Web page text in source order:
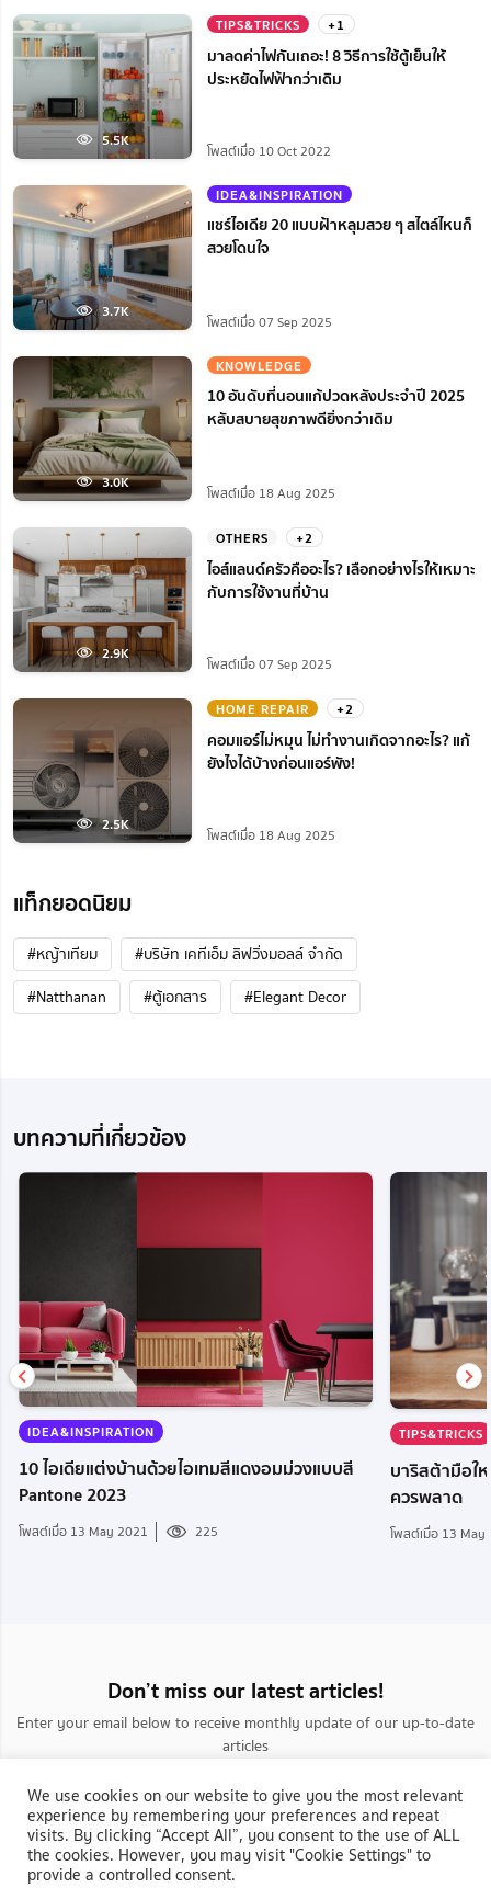
5.5K
TIPS&TRICKS +1
มาลดค่าไฟกันเถอะ! 8 วิธีการใช้ตู้เย็นให้
ประหยัดไฟฟ้ากว่าเดิม
โพสต์เมื่อ 10 Oct 2022
3.7K
IDEA&INSPIRATION
แชร์ไอเดีย 20 แบบฝ้าหลุมสวย ๆ สไตล์ไหนก็
สวยโดนใจ
โพสต์เมื่อ 07 Sep 2025
3.0K
KNOWLEDGE
10 อันดับที่นอนแก้ปวดหลังประจำปี 2025
หลับสบายสุขภาพดียิ่งกว่าเดิม
โพสต์เมื่อ 18 Aug 2025
2.9K
OTHERS +2
ไอส์แลนด์ครัวคืออะไร? เลือกอย่างไรให้เหมาะ
กับการใช้งานที่บ้าน
โพสต์เมื่อ 07 Sep 2025
2.5K
HOME REPAIR +2
คอมแอร์ไม่หมุน ไม่ทํางานเกิดจากอะไร? แก้
ยังไงได้บ้างก่อนแอร์พัง!
โพสต์เมื่อ 18 Aug 2025
แท็กยอดนิยม
#หญ้าเทียม
#บริษัท เคทีเอ็ม ลิฟวิ่งมอลล์ จำกัด
#Natthanan
#ตู้เอกสาร #Elegant Decor
บทความที่เกี่ยวข้อง
IDEA&INSPIRATION
10 ไอเดียแต่งบ้านด้วยไอเทมสีแดงอมม่วงแบบสี
Pantone 2023
โพสต์เมื่อ 13 May 2021 225
TIPS&TRICKS
บาริสต้ามือใ
ควรพลาด
โพสต์เมื่อ 13 May
Don’t miss our latest articles!
Enter your email below to receive monthly update of our up-to-date
articles
We use cookies on our website to give you the most relevant
experience by remembering your preferences and repeat
visits. By clicking “Accept All”, you consent to the use of ALL
the cookies. However, you may visit "Cookie Settings" to
provide a controlled consent.